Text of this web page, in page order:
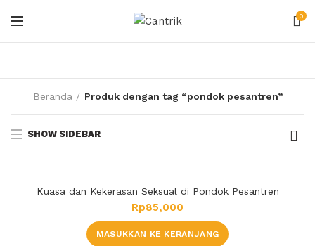
0
Beranda Produk dengan tag “pondok pesantren”
SHOW SIDEBAR
Kuasa dan Kekerasan Seksual di Pondok Pesantren
Rp85,000
MASUKKAN KE KERANJANG